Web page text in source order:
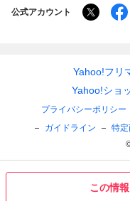
この情
公式アカウント
Yahoo!フリ
Yahoo!ショ
プライバシーポリシー
ガイドライン
特